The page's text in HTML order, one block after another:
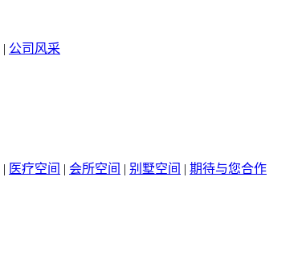
| 公司风采
| 医疗空间 | 会所空间 | 别墅空间 | 期待与您合作